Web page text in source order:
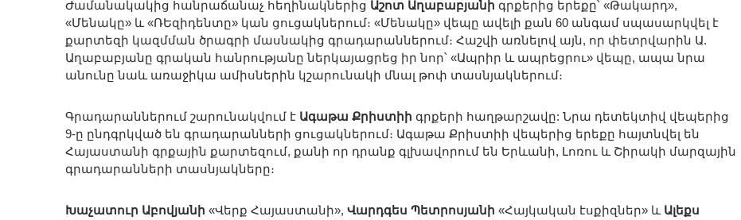
Ժամանակակից հանրաճանաչ հեղինակներից Աշոտ Աղաբաբյանի գրքերից երեքը՝ «Թակարդ»,
«Մենակը» և «ՌԵզիդենտը» կան ցուցակներում։ «Մենակը» վեպը ավելի քան 60 անգամ սպասարկվել է
քարտեզի կազմման ծրագրի մասնակից գրադարաններում։ Հաշվի առնելով այն, որ փետրվարին Ա.
Աղաբաբյանը գրական հանրությանը ներկայացրեց իր նոր՝ «Ապրիր և ապրեցրու» վեպը, ապա նրա
անունը նաև առաջիկա ամիսներին կշարունակի մնալ թոփ տասնյակներում։
Գրադարաններում շարունակվում է Ագաթա Քրիստիի գրքերի հաղթարշավը: Նրա դետեկտիվ վեպերից
9-ը ընդգրկված են գրադարանների ցուցակներում։ Ագաթա Քրիստիի վեպերից երեքը հայտնվել են
Հայաստանի գրքային քարտեզում, քանի որ դրանք գլխավորում են Երևանի, Լոռու և Շիրակի մարզային
գրադարանների տասնյակները։
Խաչատուր Աբովյանի «Վերք Հայաստանի», Վարդգես Պետրոսյանի «Հայկական էսքիզներ» և Ալեքս